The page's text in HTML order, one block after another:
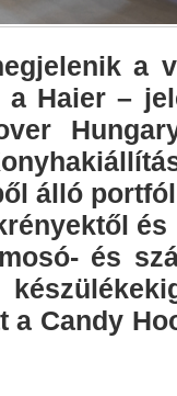
a
a Haier –
álló
és
a Candy